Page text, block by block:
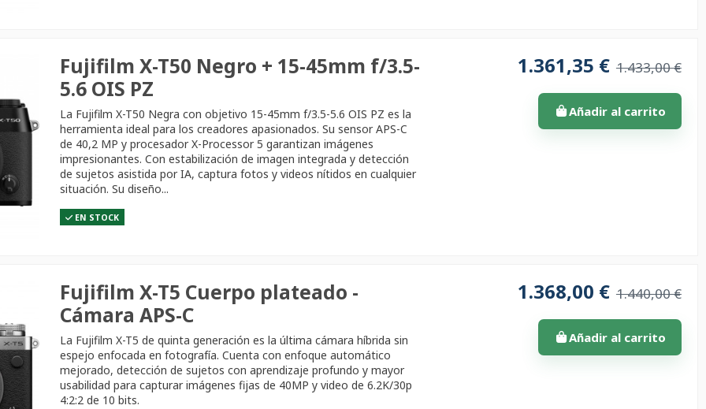
Fujifilm X-T50 Negro + 15-45mm f/3.5-
5.6 OIS PZ
La Fujifilm X-T50 Negra con objetivo 15-45mm f/3.5-5.6 OIS PZ es la
herramienta ideal para los creadores apasionados. Su sensor APS-C
de 40,2 MP y procesador X-Processor 5 garantizan imágenes
impresionantes. Con estabilización de imagen integrada y detección
de sujetos asistida por IA, captura fotos y videos nítidos en cualquier
situación. Su diseño...
EN STOCK
1.361,35 € 1.433,00 €
Añadir al carrito
Fujifilm X-T5 Cuerpo plateado -
Cámara APS-C
La Fujifilm X-T5 de quinta generación es la última cámara híbrida sin
espejo enfocada en fotografía. Cuenta con enfoque automático
mejorado, detección de sujetos con aprendizaje profundo y mayor
usabilidad para capturar imágenes fijas de 40MP y video de 6.2K/30p
4:2:2 de 10 bits.
1.368,00 € 1.440,00 €
Añadir al carrito